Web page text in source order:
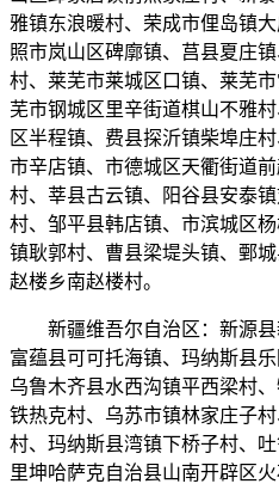
雅镇东浪暖村、荣成市俚岛镇
照市岚山区碑廓镇、莒县夏庄
村、莱芜市莱城区口镇、莱芜
芜市钢城区里辛街道棋山不雅
区半程镇、费县探沂镇柴埠庄
市辛店镇、市德城区天衢街道
村、莘县古云镇、阳谷县安泰
村、邹平县韩店镇、市滨城区
镇耿郭村、曹县梁堤头镇、鄄
赵楼乡南赵楼村。
新疆维吾尔自治区：新源县
富蕴县可可托海镇、玛纳斯县
乌鲁木齐县水西沟镇平西梁村
铁热克村、乌苏市镇林家庄子
村、玛纳斯县湾镇下桥子村、
里坤哈萨克自治县山南开辟区